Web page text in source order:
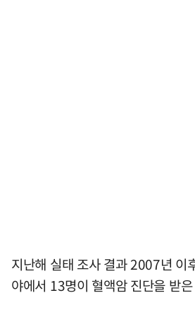
지난해 실태 조사 결과 2007년 이
야에서 13명이 혈액암 진단을 받